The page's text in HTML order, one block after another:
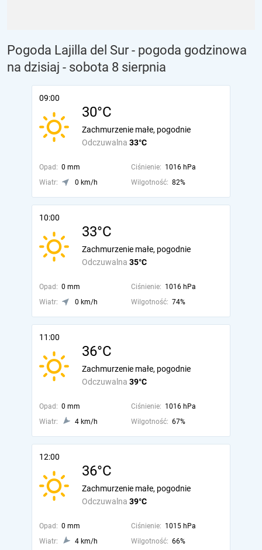
Pogoda Lajilla del Sur - pogoda godzinowa
na dzisiaj - sobota 8 sierpnia
09:00
30°C
Odczuwalna 33°C
Zachmurzenie małe, pogodnie
Opad: 0 mm Ciśnienie: 1016 hPa
Wiatr:
0 km/h Wilgotność: 82%
10:00
33°C
Odczuwalna 35°C
Zachmurzenie małe, pogodnie
Opad: 0 mm Ciśnienie: 1016 hPa
Wiatr:
0 km/h Wilgotność: 74%
11:00
36°C
Odczuwalna 39°C
Zachmurzenie małe, pogodnie
Opad: 0 mm Ciśnienie: 1016 hPa
Wiatr:
4 km/h Wilgotność: 67%
12:00
36°C
Odczuwalna 39°C
Zachmurzenie małe, pogodnie
Opad: 0 mm Ciśnienie: 1015 hPa
Wiatr:
4 km/h Wilgotność: 66%